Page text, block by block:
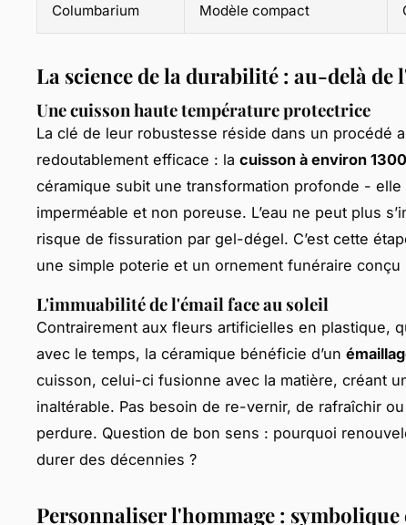
Columbarium Modèle compact
La science de la durabilité : au-delà de
Une cuisson haute température protectrice
La clé de leur robustesse réside dans un procédé
redoutablement efficace : la cuisson à environ
céramique subit une transformation profonde - elle
imperméable et non poreuse. L’eau ne peut plus
risque de fissuration par gel-dégel. C’est cette
une simple poterie et un ornement funéraire conçu
L'immuabilité de l'émail face au soleil
Contrairement aux fleurs artificielles en plastique,
avec le temps, la céramique bénéficie d’un
cuisson, celui-ci fusionne avec la matière, créant
inaltérable. Pas besoin de re-vernir, de rafraîchir
perdure. Question de bon sens : pourquoi
durer des décennies ?
Personnaliser l'hommage :